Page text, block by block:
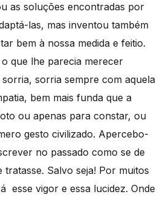
as soluções encontradas por
las, mas inventou também
bem à nossa medida e feitio.
que lhe parecia merecer
sorria sempre com aquela
bem mais funda que a
ou apenas para constar, ou
gesto civilizado. Apercebo-
no passado como se de
Salvo seja! Por muitos
esse vigor e essa lucidez. Onde